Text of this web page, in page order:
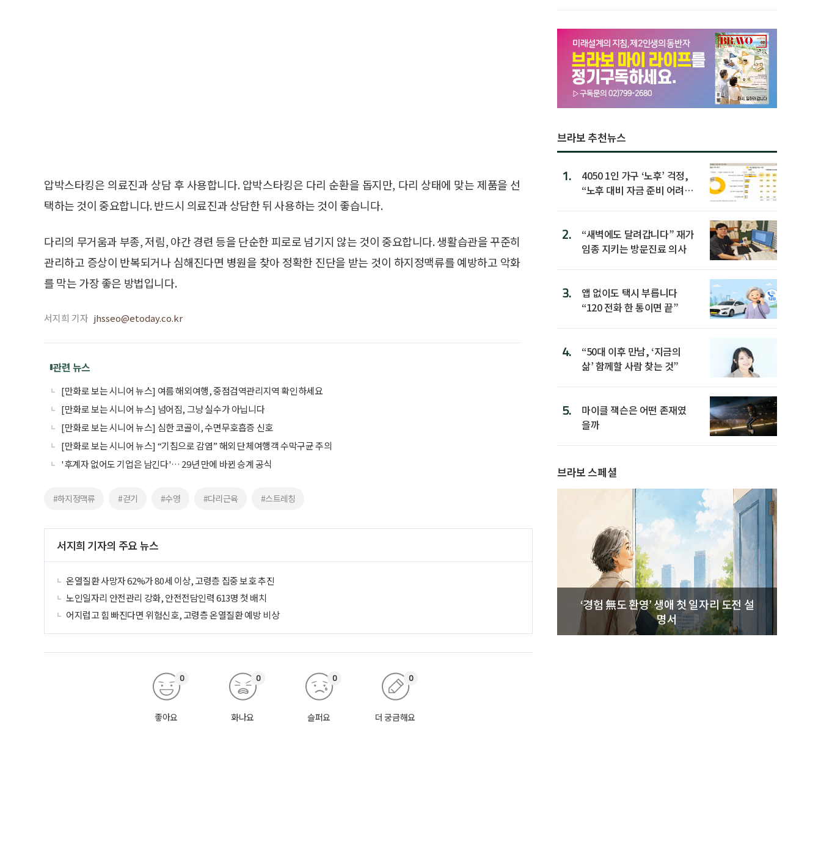
압박스타킹은 의료진과 상담 후 사용합니다. 압박스타킹은 다리 순환을 돕지만, 다리 상태에 맞는 제품을 선
택하는 것이 중요합니다. 반드시 의료진과 상담한 뒤 사용하는 것이 좋습니다.
다리의 무거움과 부종, 저림, 야간 경련 등을 단순한 피로로 넘기지 않는 것이 중요합니다. 생활습관을 꾸준히
관리하고 증상이 반복되거나 심해진다면 병원을 찾아 정확한 진단을 받는 것이 하지정맥류를 예방하고 악화
를 막는 가장 좋은 방법입니다.
서지희 기자 jhsseo@etoday.co.kr
관련 뉴스
[만화로 보는 시니어 뉴스] 여름 해외여행, 중점검역관리지역 확인하세요
[만화로 보는 시니어 뉴스] 넘어짐, 그냥 실수가 아닙니다
[만화로 보는 시니어 뉴스] 심한 코골이, 수면무호흡증 신호
[만화로 보는 시니어 뉴스] “기침으로 감염” 해외 단체여행객 수막구균 주의
'후계자 없어도 기업은 남긴다'… 29년 만에 바뀐 승계 공식
#하지정맥류 #걷기 #수영 #다리근육 #스트레칭
서지희 기자의 주요 뉴스
온열질환 사망자 62%가 80세 이상, 고령층 집중 보호 추진
노인일자리 안전관리 강화, 안전전담인력 613명 첫 배치
어지럽고 힘 빠진다면 위험신호, 고령층 온열질환 예방 비상
좋아요
0
화나요
0
슬퍼요
0
더 궁금해요
0
브라보 추천뉴스
1.
4050 1인 가구 ‘노후’ 걱정,
“노후 대비 자금 준비 어려
2.
“새벽에도 달려갑니다” 재가
임종 지키는 방문진료 의사
3.
앱 없이도 택시 부릅니다
“120 전화 한 통이면 끝”
4.
“50대 이후 만남, ‘지금의
삶’ 함께할 사람 찾는 것”
5.
마이클 잭슨은 어떤 존재였
을까
브라보 스페셜
‘경험 無도 환영’ 생애 첫 일자리 도전 설
명서